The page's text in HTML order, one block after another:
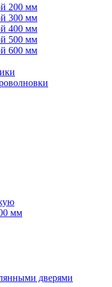
200 мм
300 мм
400 мм
500 мм
600 мм
мм
дверями